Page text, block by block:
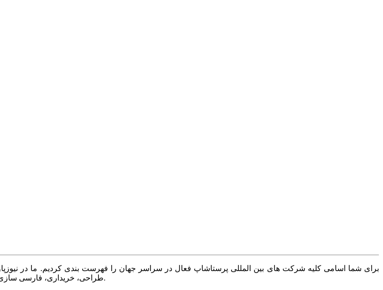
برای شما اسامی کلیه شرکت های بین المللی پرستاشاپ فعال در سراسر جهان را فهرست بندی کردیم. ما در
طراحی، خریداری، فارسی سازی و عرضه می کنیم. با نیوزپاور همیشه وب سایت خود را بروز و پویا نگه دارید.